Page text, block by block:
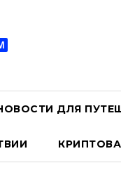
ДЛЯ